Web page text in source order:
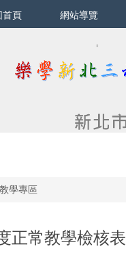
首頁 網站導覽
學專區
正常教學檢核表